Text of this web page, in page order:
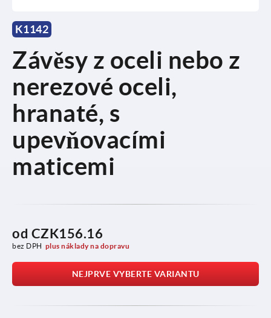
K1142
Závěsy z oceli nebo z
nerezové oceli,
hranaté, s
upevňovacími
maticemi
od CZK156.16
bez DPH plus náklady na dopravu
NEJPRVE VYBERTE VARIANTU